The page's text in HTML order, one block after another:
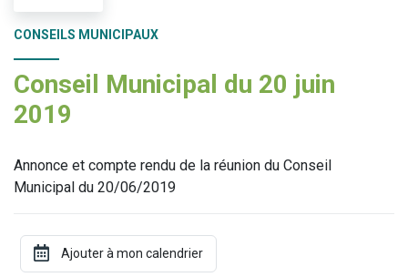
CONSEILS MUNICIPAUX
Conseil Municipal du 20 juin
2019
Annonce et compte rendu de la réunion du Conseil
Municipal du 20/06/2019